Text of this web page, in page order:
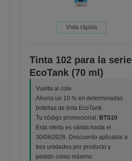
Vista rápida
Tinta 102 para la serie
EcoTank (70 ml)
Vuelta al cole
Ahorra un 10 % en determinadas
botellas de tinta EcoTank.
Tu código promocional: BTS10
Esta oferta es válida hasta el
30/08/2026. Descuento aplicable a
tres unidades por producto y
pedido como máximo.